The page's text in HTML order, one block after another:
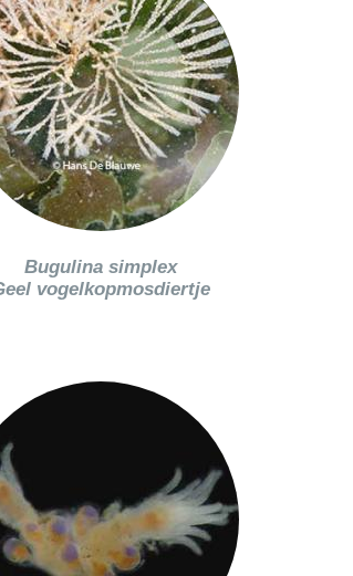
Bugulina simplex
vogelkopmosdiertje